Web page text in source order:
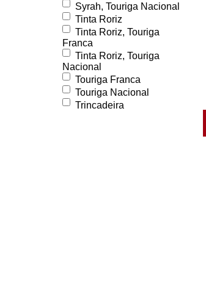
Syrah, Touriga Nacional
Tinta Roriz
Tinta Roriz, Touriga
Franca
Tinta Roriz, Touriga
Nacional
Touriga Franca
Touriga Nacional
Trincadeira